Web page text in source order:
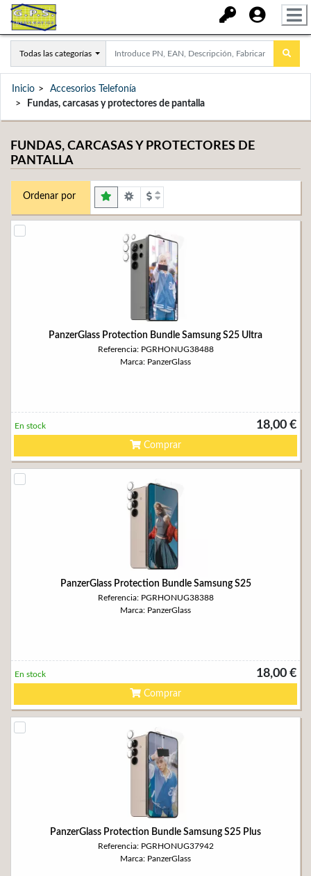
Todas las categorías
Inicio
Accesorios Telefonía
Fundas, carcasas y protectores de pantalla
FUNDAS, CARCASAS Y PROTECTORES DE
PANTALLA
Ordenar por
PanzerGlass Protection Bundle Samsung S25 Ultra
Referencia: PGRHONUG38488
Marca: PanzerGlass
18,00 €
En stock
Comprar
PanzerGlass Protection Bundle Samsung S25
Referencia: PGRHONUG38388
Marca: PanzerGlass
18,00 €
En stock
Comprar
PanzerGlass Protection Bundle Samsung S25 Plus
Referencia: PGRHONUG37942
Marca: PanzerGlass